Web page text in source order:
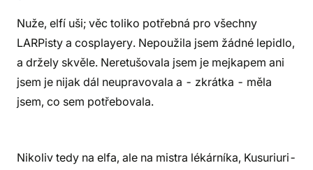
Nuže, elfí uši; věc toliko potřebná pro všechny
LARPisty a cosplayery. Nepoužila jsem žádné lepidlo,
a držely skvěle. Neretušovala jsem je mejkapem ani
jsem je nijak dál neupravovala a - zkrátka - měla
jsem, co sem potřebovala.
Nikoliv tedy na elfa, ale na mistra lékárníka, Kusuriuri-